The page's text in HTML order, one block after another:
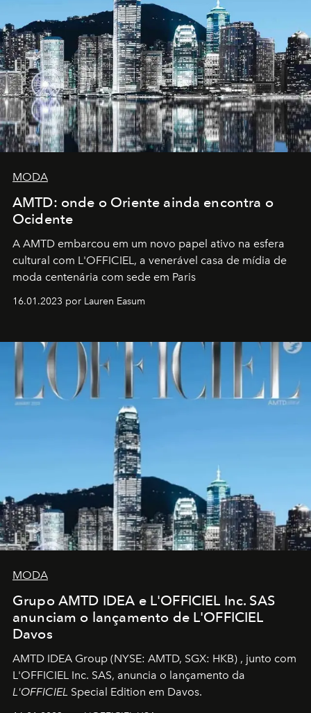
MODA
AMTD: onde o Oriente ainda encontra o
Ocidente
A AMTD embarcou em um novo papel ativo na esfera
cultural com L'OFFICIEL, a venerável casa de mídia de
moda centenária com sede em Paris
16.01.2023 por Lauren Easum
MODA
Grupo AMTD IDEA e L'OFFICIEL Inc. SAS
anunciam o lançamento de L'OFFICIEL
Davos
AMTD IDEA Group (NYSE: AMTD, SGX: HKB) , junto com
L'OFFICIEL Inc. SAS, anuncia o lançamento da
L'OFFICIEL Special Edition em Davos.